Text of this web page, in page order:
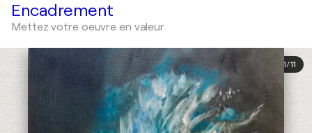
Encadrement
Mettez votre oeuvre en valeur
1/11